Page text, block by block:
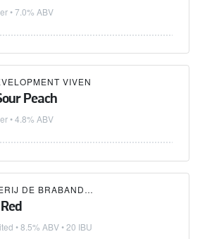
• 7.0% ABV
VIVEN
Peach
• 4.8% ABV
BROUWERIJ DE BRABANDERE
• 8.5% ABV • 20 IBU